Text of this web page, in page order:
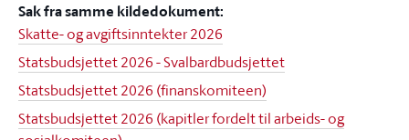
Sak fra samme kildedokument:
Skatte- og avgiftsinntekter 2026
Statsbudsjettet 2026 - Svalbardbudsjettet
Statsbudsjettet 2026 (finanskomiteen)
Statsbudsjettet 2026 (kapitler fordelt til arbeids- og